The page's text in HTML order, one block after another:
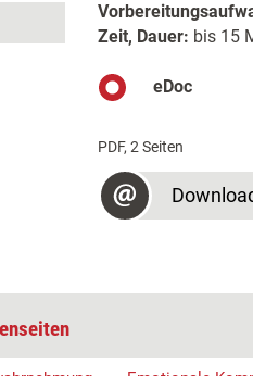
Zeit, Dauer: bis 15
eDoc
PDF, 2 Seiten